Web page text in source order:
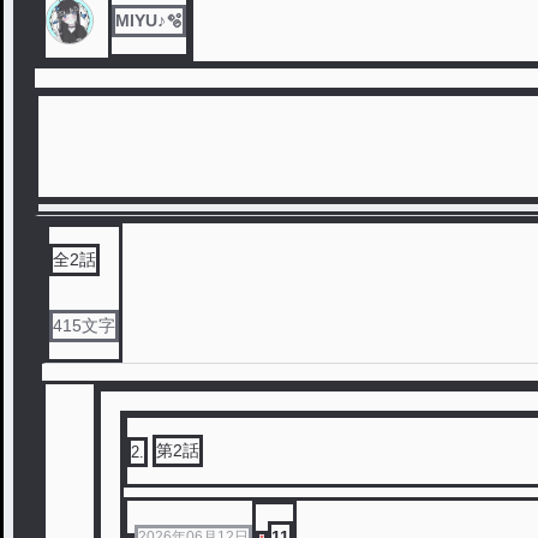
MIYU♪🫧
全2話
415文字
2 第2話